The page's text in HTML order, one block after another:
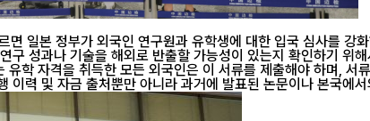
일본 정부가 외국인 연구원과 유학생에 대한 입국 심사를
있는지 확인하기 위해서다. 보도에 따르면 외국인을 받아들이는 기업과 대학이 지방 출입국관리소에 신청하